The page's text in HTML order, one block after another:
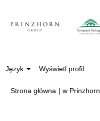
Język Wyświetl profil
Strona główna | w